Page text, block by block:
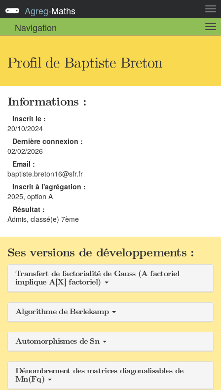
la
Agreg-Maths
Navigation
la
Profil de Baptiste Breton
Informations :
Inscrit le :
20/10/2024
Dernière connexion :
02/02/2026
Email :
baptiste.breton16@sfr.fr
Inscrit à l'agrégation :
2025, option A
Résultat :
Admis, classé(e) 7ème
Ses versions de développements :
Transfert de factorialité de Gauss (A factoriel
implique A[X] factoriel)
Algorithme de Berlekamp
Automorphismes de Sn
Dénombrement des matrices diagonalisables de
Mn(Fq)